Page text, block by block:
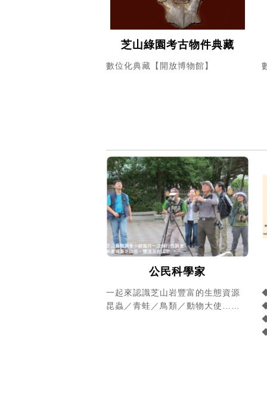
芝山綠園考古物件典藏
數位化典藏【開放博物館】
公民科學家
一起來認識芝山岩豐富的生態資源
昆蟲／青蛙／鳥類／動物大使……